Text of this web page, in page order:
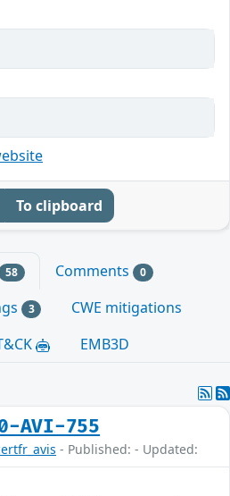
To clipboard
58 Comments 0
3
CWE mitigations
EMB3D
AVI-755
- Published: - Updated: